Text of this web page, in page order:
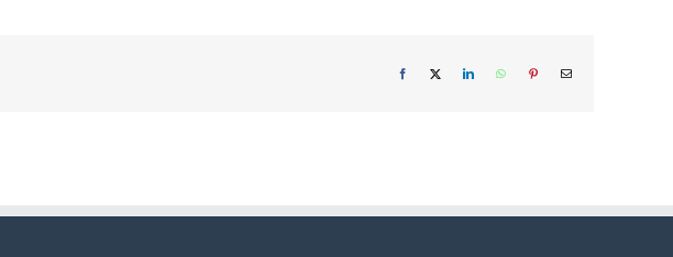
Facebook LinkedInWhatsAppPinterestEmail